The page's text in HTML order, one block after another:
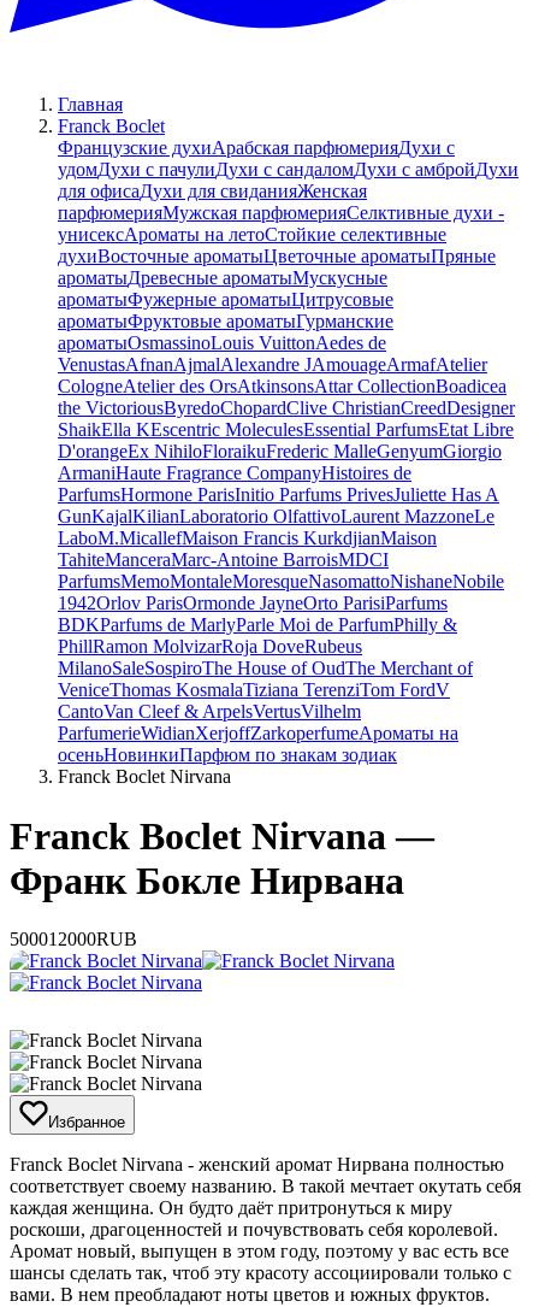
Главная
Franck Boclet
Французские духиАрабская парфюмерияДухи с
удомДухи с пачулиДухи с сандаломДухи с амбройДухи
для офисаДухи для свиданияЖенская
парфюмерияМужская парфюмерияСелктивные духи -
унисексАроматы на летоСтойкие селективные
духиВосточные ароматыЦветочные ароматыПряные
ароматыДревесные ароматыМускусные
ароматыФужерные ароматыЦитрусовые
ароматыФруктовые ароматыГурманские
ароматыOsmassinoLouis VuittonAedes de
VenustasAfnanAjmalAlexandre JAmouageArmafAtelier
CologneAtelier des OrsAtkinsonsAttar CollectionBoadicea
the VictoriousByredoChopardClive ChristianCreedDesigner
ShaikElla KEscentric MoleculesEssential ParfumsEtat Libre
D'orangeEx NihiloFloraikuFrederic MalleGenyumGiorgio
ArmaniHaute Fragrance CompanyHistoires de
ParfumsHormone ParisInitio Parfums PrivesJuliette Has A
GunKajalKilianLaboratorio OlfattivoLaurent MazzoneLe
LaboM.MicallefMaison Francis KurkdjianMaison
TahiteManceraMarc-Antoine BarroisMDCI
ParfumsMemoMontaleMoresqueNasomattoNishaneNobile
1942Orlov ParisOrmonde JayneOrto ParisiParfums
BDKParfums de MarlyParle Moi de ParfumPhilly &
PhillRamon MolvizarRoja DoveRubeus
MilanoSaleSospiroThe House of OudThe Merchant of
VeniceThomas KosmalaTiziana TerenziTom FordV
CantoVan Cleef & ArpelsVertusVilhelm
ParfumerieWidianXerjoffZarkoperfumeАроматы на
осеньНовинкиПарфюм по знакам зодиак
Franck Boclet Nirvana
Franck Boclet Nirvana —
Франк Бокле Нирвана
500012000RUB
Избранное
​Franck Boclet Nirvana - женский аромат Нирвана полностью
соответствует своему названию. В такой мечтает окутать себя
каждая женщина. Он будто даёт притронуться к миру
роскоши, драгоценностей и почувствовать себя королевой.
Аромат новый, выпущен в этом году, поэтому у вас есть все
шансы сделать так, чтоб эту красоту ассоциировали только с
вами. В нем преобладают ноты цветов и южных фруктов.